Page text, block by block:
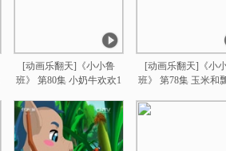
[动画乐翻天]《小小鲁
班》 第80集 小奶牛欢欢1
[动画乐翻天]《小
班》 第78集 玉米和